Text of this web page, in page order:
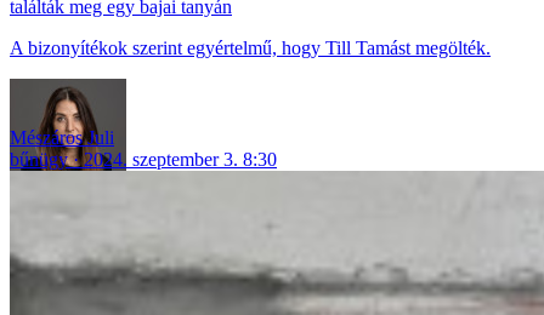
találták meg egy bajai tanyán
A bizonyítékok szerint egyértelmű, hogy Till Tamást megölték.
Mészáros Juli
bűnügy
2024. szeptember 3. 8:30